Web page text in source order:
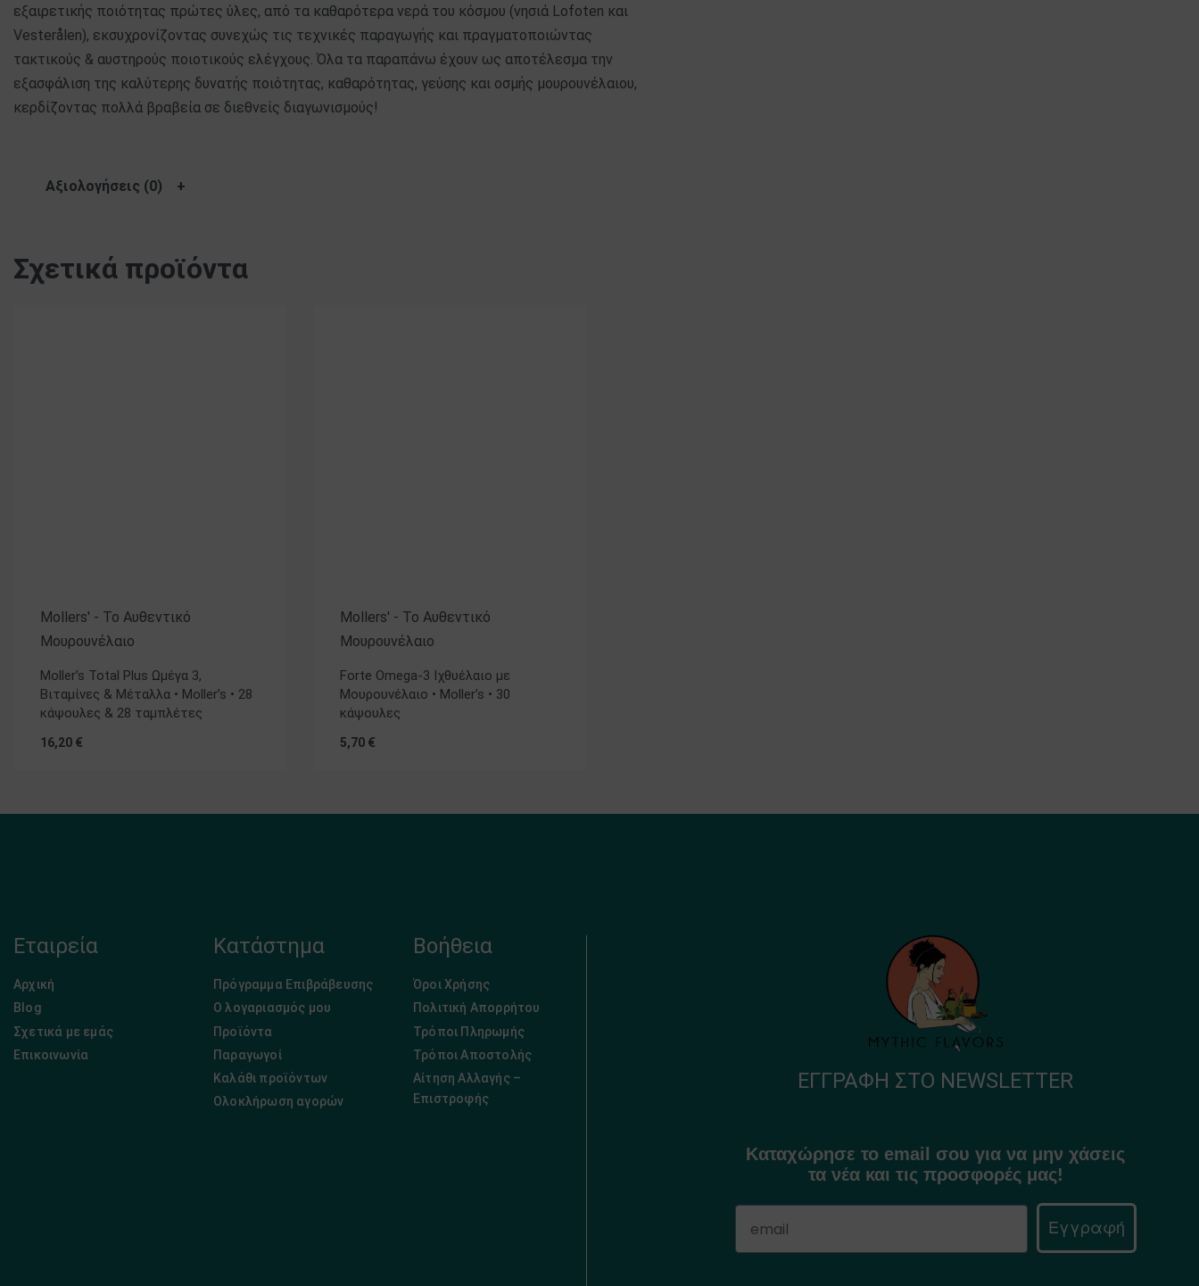
εξαιρετικής ποιότητας πρώτες ύλες, από τα καθαρότερα νερά του κόσμου (νησιά Lofoten και
Vesterålen), εκσυχρονίζοντας συνεχώς τις τεχνικές παραγωγής και πραγματοποιώντας
τακτικούς & αυστηρούς ποιοτικούς ελέγχους. Όλα τα παραπάνω έχουν ως αποτέλεσμα την
εξασφάλιση της καλύτερης δυνατής ποιότητας, καθαρότητας, γεύσης και οσμής μουρουνέλαιου,
κερδίζοντας πολλά βραβεία σε διεθνείς διαγωνισμούς!
Αξιολογήσεις (0)
Σχετικά προϊόντα
Mollers' - Το Αυθεντικό
Μουρουνέλαιο
Moller’s Total Plus Ωμέγα 3,
Βιταμίνες & Μέταλλα • Moller’s • 28
κάψουλες & 28 ταμπλέτες
16,20 €
Mollers' - Το Αυθεντικό
Μουρουνέλαιο
Forte Omega-3 Ιχθυέλαιο με
Μουρουνέλαιο • Moller’s • 30
κάψουλες
5,70 €
Εταιρεία
Αρχική
Blog
Σχετικά με εμάς
Επικοινωνία
Κατάστημα
Πρόγραμμα Επιβράβευσης
Ο λογαριασμός μου
Προϊόντα
Παραγωγοί
Καλάθι προϊόντων
Ολοκλήρωση αγορών
Βοήθεια
Όροι Χρήσης
Πολιτική Απορρήτου
Τρόποι Πληρωμής
Τρόποι Αποστολής
Αίτηση Αλλαγής –
Επιστροφής
ΕΓΓΡΑΦΉ ΣΤΟ NEWSLETTER
Καταχώρησε το email σου για να μην χάσεις
τα νέα και τις προσφορές μας!
Εγγραφή